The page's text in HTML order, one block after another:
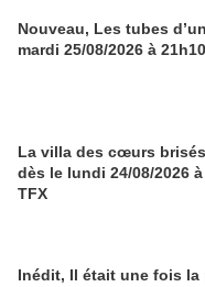
Nouveau, Les tubes
mardi 25/08/2026 à
La villa des cœurs
dès le lundi 24/08/2026
TFX
Inédit, Il était une fois la